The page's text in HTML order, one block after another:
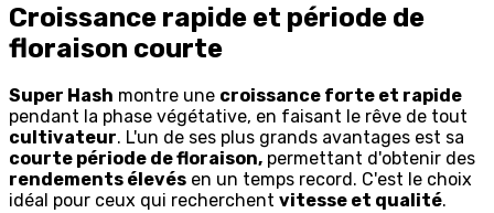
Croissance rapide et période de
floraison courte
Super Hash montre une croissance forte et rapide
pendant la phase végétative, en faisant le rêve de tout
cultivateur. L'un de ses plus grands avantages est sa
courte période de floraison, permettant d'obtenir des
rendements élevés en un temps record. C'est le choix
idéal pour ceux qui recherchent vitesse et qualité.